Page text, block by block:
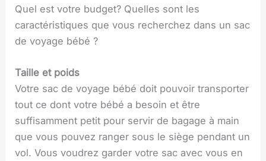
Quel est votre budget? Quelles sont les
caractéristiques que vous recherchez dans un sac
de voyage bébé ?
Taille et poids
Votre sac de voyage bébé doit pouvoir transporter
tout ce dont votre bébé a besoin et être
suffisamment petit pour servir de bagage à main
que vous pouvez ranger sous le siège pendant un
vol. Vous voudrez garder votre sac avec vous en